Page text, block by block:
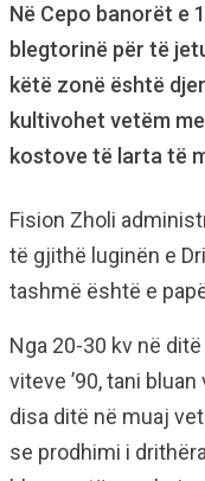
Në Cepo banorët e
blegtorinë për të
këtë zonë është
kultivohet vetëm
kostove të larta të
Fision Zholi
të gjithë luginën e
tashmë është e
Nga 20-30 kv në
viteve ’90, tani
disa ditë në muaj
se prodhimi i